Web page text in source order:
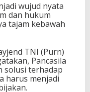
wujud nyata
dan hukum
tajam kebawah
TNI (Purn)
Pancasila
solusi terhadap
harus menjadi